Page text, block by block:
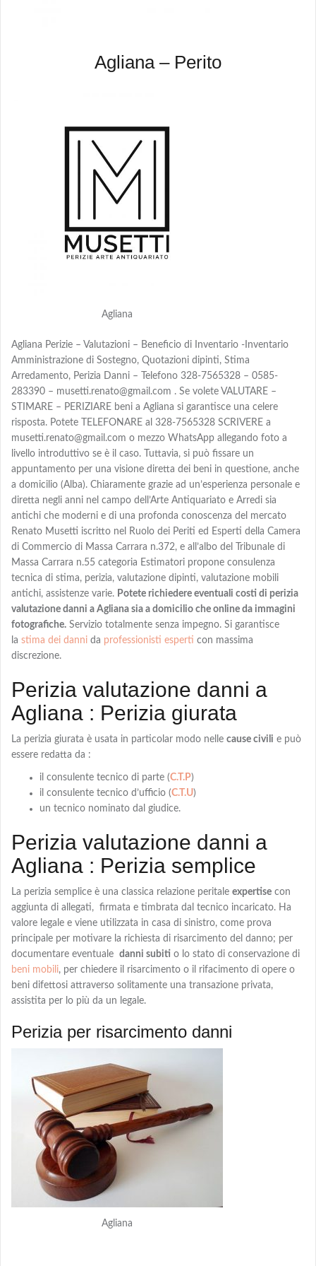
Agliana – Perito
Agliana
Agliana Perizie – Valutazioni – Beneficio di Inventario -Inventario
Amministrazione di Sostegno, Quotazioni dipinti, Stima
Arredamento, Perizia Danni – Telefono 328-7565328 – 0585-
283390 – musetti.renato@gmail.com . Se volete VALUTARE –
STIMARE – PERIZIARE beni a Agliana si garantisce una celere
risposta. Potete TELEFONARE al 328-7565328 SCRIVERE a
musetti.renato@gmail.com o mezzo WhatsApp allegando foto a
livello introduttivo se è il caso. Tuttavia, si può fissare un
appuntamento per una visione diretta dei beni in questione, anche
a domicilio (Alba). Chiaramente grazie ad un’esperienza personale e
diretta negli anni nel campo dell’Arte Antiquariato e Arredi sia
antichi che moderni e di una profonda conoscenza del mercato
Renato Musetti iscritto nel Ruolo dei Periti ed Esperti della Camera
di Commercio di Massa Carrara n.372, e all’albo del Tribunale di
Massa Carrara n.55 categoria Estimatori propone consulenza
tecnica di stima, perizia, valutazione dipinti, valutazione mobili
antichi, assistenze varie. Potete richiedere eventuali costi di perizia
valutazione danni a Agliana sia a domicilio che online da immagini
fotografiche. Servizio totalmente senza impegno. Si garantisce
la stima dei danni da professionisti esperti con massima
discrezione.
Perizia valutazione danni a
Agliana : Perizia giurata
La perizia giurata è usata in particolar modo nelle cause civili e può
essere redatta da :
il consulente tecnico di parte (C.T.P)
il consulente tecnico d’ufficio (C.T.U)
un tecnico nominato dal giudice.
Perizia valutazione danni a
Agliana : Perizia semplice
La perizia semplice è una classica relazione peritale expertise con
aggiunta di allegati, firmata e timbrata dal tecnico incaricato. Ha
valore legale e viene utilizzata in casa di sinistro, come prova
principale per motivare la richiesta di risarcimento del danno; per
documentare eventuale danni subiti o lo stato di conservazione di
beni mobili, per chiedere il risarcimento o il rifacimento di opere o
beni difettosi attraverso solitamente una transazione privata,
assistita per lo più da un legale.
Perizia per risarcimento danni
Agliana